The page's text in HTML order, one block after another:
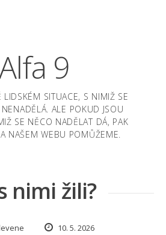
9
LIDSKÉM SITUACE, S NIMIŽ SE
ALE POKUD JSOU
SE NĚCO NADĚLAT DÁ, PAK
NAŠEM WEBU POMŮŽEME.
nimi žili?
10. 5. 2026